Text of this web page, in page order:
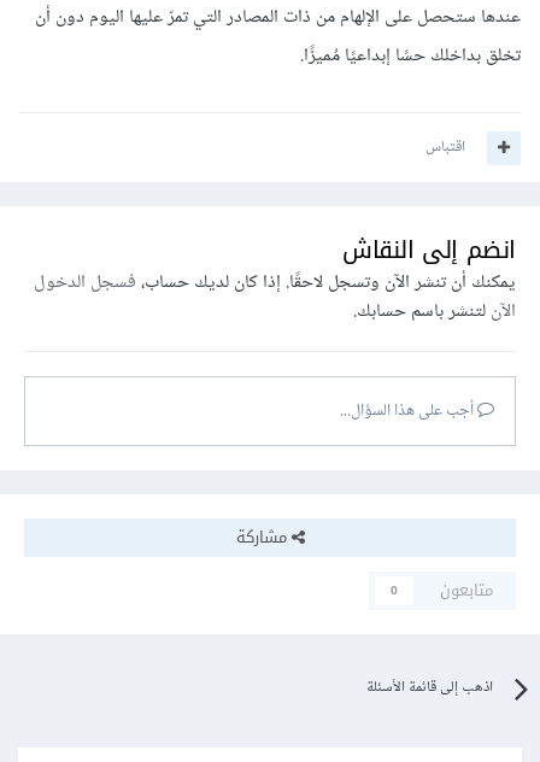
عندها ستحصل على الإلهام من ذات المصادر التي تمرّ عليها اليوم دون أن
تخلق بداخلك حسًا إبداعيًا مُميزًا.
اقتباس
انضم إلى النقاش
يمكنك أن تنشر الآن وتسجل لاحقًا. إذا كان لديك حساب،فسجل الدخول
الآنلتنشر باسم حسابك.
أجب على هذا السؤال...
مشاركة
متابعون
0
اذهب إلى قائمة الأسئلة